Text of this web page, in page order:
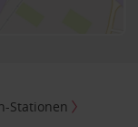
Stationen